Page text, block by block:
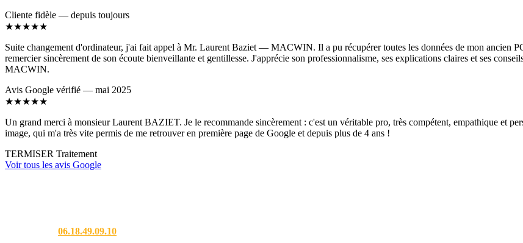
Cliente fidèle — depuis toujours
★★★★★
Suite changement d'ordinateur, j'ai fait appel à Mr. Laurent Baziet — MACWIN. Il a pu récupérer toutes les données de mon ancien
remercier sincèrement de son écoute bienveillante et gentillesse. J'apprécie son professionnalisme, ses explications claires et ses
MACWIN.
Avis Google vérifié — mai 2025
★★★★★
Un grand merci à monsieur Laurent BAZIET. Je le recommande sincèrement : c'est un véritable pro, très compétent, empathique et
image, qui m'a très vite permis de me retrouver en première page de Google et depuis plus de 4 ans !
TERMISER Traitement
Voir tous les avis Google
06.18.49.09.10